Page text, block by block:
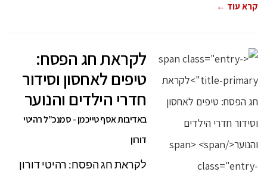
קרא עוד ←
לקראת חג הפסח:
טיפים לאחסון וסידור
חדרי הילדים והנוער
באדיבות אסף טייכמן - סמנכ"ל רהיטי
דורון
לקראת חג הפסח: רהיטי דורון